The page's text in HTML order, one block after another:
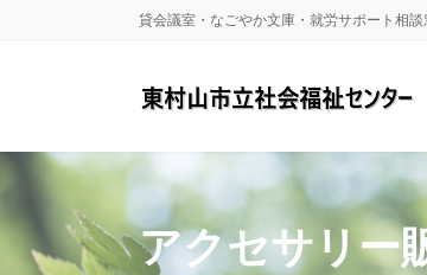
ン
へ
ー
ョ
貸会議室・なごやか文庫・就労サポート相
アクセサリー